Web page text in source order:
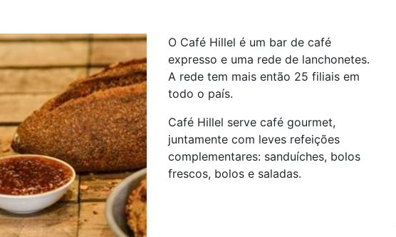
O Café Hillel é um bar de café
expresso e uma rede de lanchonetes.
A rede tem mais então 25 filiais em
todo o país.
Café Hillel serve café gourmet,
juntamente com leves refeições
complementares: sanduíches, bolos
frescos, bolos e saladas.